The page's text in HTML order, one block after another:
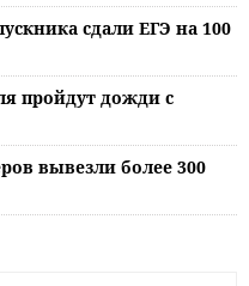
сдали ЕГЭ на 100
пройдут дожди с
вывезли более 300